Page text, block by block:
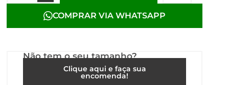
COMPRAR VIA WHATSAPP
Não tem o seu tamanho?
Clique aqui e faça sua
encomenda!